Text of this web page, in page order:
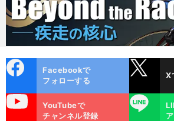
ok
Facebookで
フォローする
X
YouTubeで
チャンネル登録
LINE